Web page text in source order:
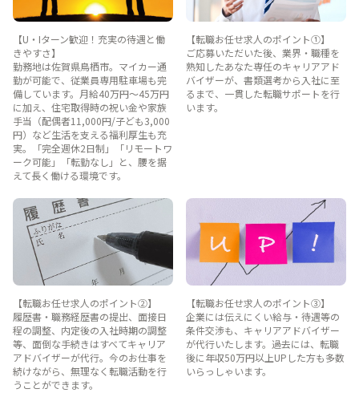
【U・Iターン歓迎！充実の待遇と働
きやすさ】
勤務地は佐賀県鳥栖市。マイカー通
勤が可能で、従業員専用駐車場も完
備しています。月給40万円〜45万円
に加え、住宅取得時の祝い金や家族
手当（配偶者11,000円/子ども3,000
円）など生活を支える福利厚生も充
実。「完全週休2日制」「リモートワ
ーク可能」「転勤なし」と、腰を据
えて長く働ける環境です。
【転職お任せ求人のポイント①】
ご応募いただいた後、業界・職種を
熟知したあなた専任のキャリアアド
バイザーが、書類選考から入社に至
るまで、一貫した転職サポートを行
います。
【転職お任せ求人のポイント②】
履歴書・職務経歴書の提出、面接日
程の調整、内定後の入社時期の調整
等、面倒な手続きはすべてキャリア
アドバイザーが代行。今のお仕事を
続けながら、無理なく転職活動を行
うことができます。
【転職お任せ求人のポイント③】
企業には伝えにくい給与・待遇等の
条件交渉も、キャリアアドバイザー
が代行いたします。過去には、転職
後に年収50万円以上UPした方も多数
いらっしゃいます。